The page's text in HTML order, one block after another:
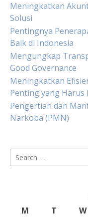
Meningkatkan
Solusi
Pentingnya
Baik di Indonesia
Mengungkap
Good Governance
Meningkatkan
Penting yang Harus
Pengertian dan
Narkoba (PMN)
Search
for:
M
T W